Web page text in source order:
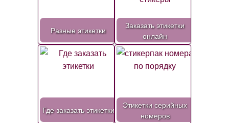
Разные этикетки
Заказать этикетки
онлайн
Где заказать этикетки
Этикетки серийных
номеров